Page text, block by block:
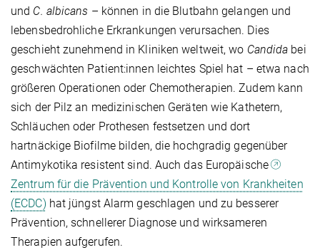
und C. albicans – können in die Blutbahn gelangen und
lebensbedrohliche Erkrankungen verursachen. Dies
geschieht zunehmend in Kliniken weltweit, wo Candida bei
geschwächten Patient:innen leichtes Spiel hat – etwa nach
größeren Operationen oder Chemotherapien. Zudem kann
sich der Pilz an medizinischen Geräten wie Kathetern,
Schläuchen oder Prothesen festsetzen und dort
hartnäckige Biofilme bilden, die hochgradig gegenüber
Antimykotika resistent sind. Auch das Europäische
Zentrum für die Prävention und Kontrolle von Krankheiten
(ECDC) hat jüngst Alarm geschlagen und zu besserer
Prävention, schnellerer Diagnose und wirksameren
Therapien aufgerufen.